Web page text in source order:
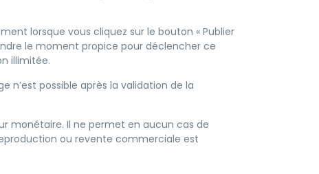
lorsque vous cliquez sur le bouton « Publier
le moment propice pour déclencher ce
illimitée.
n’est possible après la validation de la
monétaire. Il ne permet en aucun cas de
ou revente commerciale est